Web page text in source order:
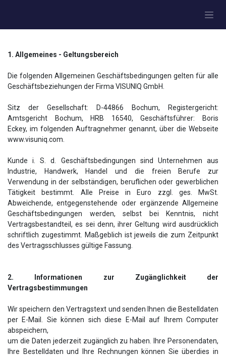
1. Allgemeines - Geltungsbereich
Die folgenden Allgemeinen Geschäftsbedingungen gelten für alle
Geschäftsbeziehungen der Firma VISUNIQ GmbH.
Sitz der Gesellschaft: D-44866 Bochum, Registergericht:
Amtsgericht Bochum, HRB 16540, Geschäftsführer: Boris
Eckey, im folgenden Auftragnehmer genannt, über die Webseite
www.visuniq.com.
Kunde i. S. d. Geschäftsbedingungen sind Unternehmen aus
Industrie, Handwerk, Handel und die freien Berufe zur
Verwendung in der selbständigen, beruflichen oder gewerblichen
Tätigkeit bestimmt. Alle Preise in Euro zzgl. ges. MwSt.
Abweichende, entgegenstehende oder ergänzende Allgemeine
Geschäftsbedingungen werden, selbst bei Kenntnis, nicht
Vertragsbestandteil, es sei denn, ihrer Geltung wird ausdrücklich
schriftlich zugestimmt. Maßgeblich ist jeweils die zum Zeitpunkt
des Vertragsschlusses gültige Fassung.
2. Informationen zur Zugänglichkeit der
Vertragsbestimmungen
Wir speichern den Vertragstext und senden Ihnen die Bestelldaten
per E-Mail. Sie können sich diese E-Mail auf Ihrem Computer
abspeichern,
um die Daten jederzeit zugänglich zu haben. Ihre Personendaten,
Ihre Bestelldaten und Ihre Rechnungen können Sie überdies in